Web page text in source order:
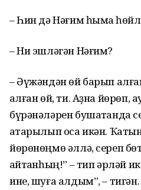
– Һин дә Нәғим һымаҡ
– Ни эшләгән Нәғим?
– Әүжәндән өй барып
ҡалған өй, ти. Аҙна йөрөп,
бүрәнәләрен бушатҡанда
аҡтарылып оса икән.
йөрөнөңмө әллә, сереп
ҡайтҡанһың!” – тип әрләй
ине, шуға алдым”, – тигән.